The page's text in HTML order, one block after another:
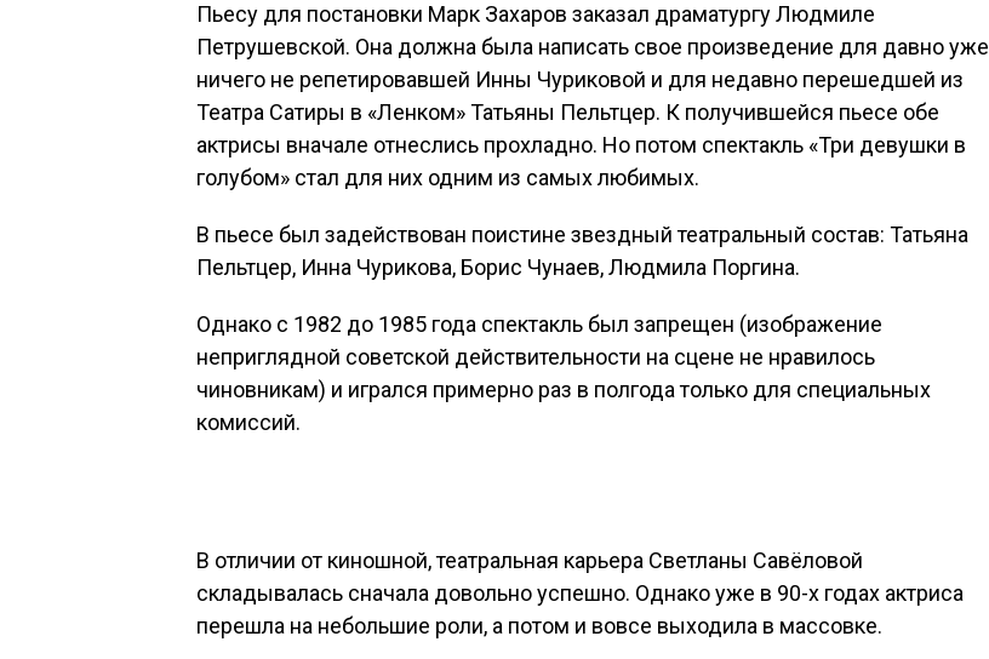
Пьесу для постановки Марк Захаров заказал драматургу Людмиле
Петрушевской. Она должна была написать свое произведение для давно уже
ничего не репетировавшей Инны Чуриковой и для недавно перешедшей из
Театра Сатиры в «Ленком» Татьяны Пельтцер. К получившейся пьесе обе
актрисы вначале отнеслись прохладно. Но потом спектакль «Три девушки в
голубом» стал для них одним из самых любимых.
В пьесе был задействован поистине звездный театральный состав: Татьяна
Пельтцер, Инна Чурикова, Борис Чунаев, Людмила Поргина.
Однако с 1982 до 1985 года спектакль был запрещен (изображение
неприглядной советской действительности на сцене не нравилось
чиновникам) и игрался примерно раз в полгода только для специальных
комиссий.
В отличии от киношной, театральная карьера Светланы Савёловой
складывалась сначала довольно успешно. Однако уже в 90-х годах актриса
перешла на небольшие роли, а потом и вовсе выходила в массовке.